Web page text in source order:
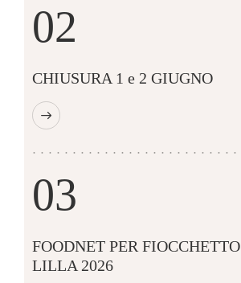
02
CHIUSURA 1 e 2 GIUGNO
03
FOODNET PER FIOCCHETTO
LILLA 2026